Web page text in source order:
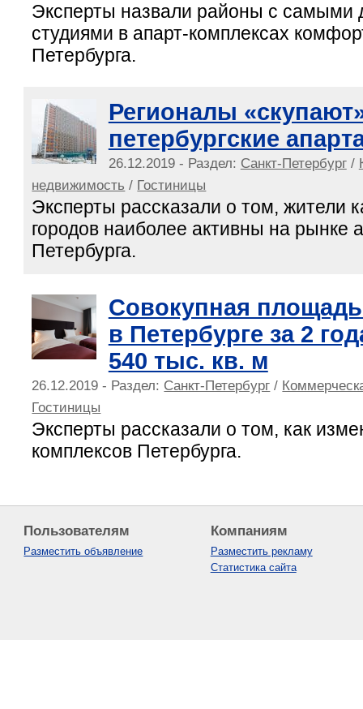
Эксперты назвали районы с самыми
студиями в апарт-комплексах
Петербурга.
Регионалы
петербургские
26.12.2019 - Раздел: Санкт-Петербург/
недвижимость / Гостиницы
Эксперты рассказали о том, жители
городов наиболее активны на рынке
Петербурга.
Совокупная
в Петербурге за 2
540 тыс. кв. м
26.12.2019 - Раздел: Санкт-Петербург /
Гостиницы
Эксперты рассказали о том, как
комплексов Петербурга.
Пользователям
Разместить объявление
Компаниям
Разместить рекламу
Статистика сайта